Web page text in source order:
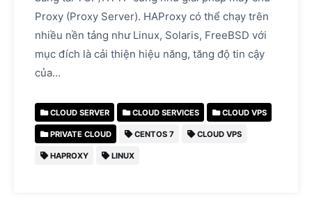
Proxy (Proxy Server). HAProxy có thể chạy trên
nhiều nền tảng như Linux, Solaris, FreeBSD với
mục đích là cải thiện hiệu năng, tăng độ tin cậy
của…
CLOUD SERVER CLOUD SERVICES CLOUD VPS
PRIVATE CLOUD CENTOS 7 CLOUD VPS
HAPROXY LINUX